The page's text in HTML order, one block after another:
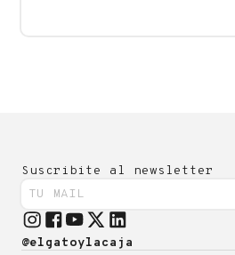
Suscribite al newsletter
@elgatoylacaja